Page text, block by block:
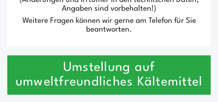
Angaben sind vorbehalten!)
Weitere Fragen können wir gerne am Telefon für Sie
beantworten.
Umstellung auf
umweltfreundliches Kältemittel